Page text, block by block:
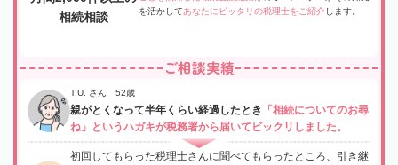
相続相談
を活かしてあなたにピッタリの税理士をご紹介 します。
ご相談実績
T.U. さん 52歳
親がとくなって半年くらい経過したとき
「相続についてのお尋
ね」というハガキが税務署から届いてビックリしました。
初回してもらった税理士さんに聞べてもらったところ、引き継